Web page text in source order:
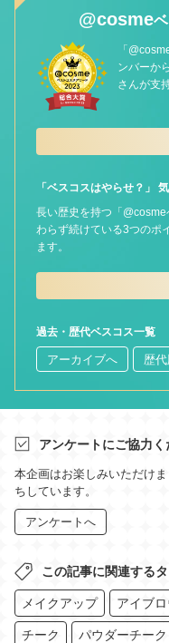
@cosme
「
ンバーか
さんが支
「ベスコスはやらせ？」
長い歴史を持つ「
わらず続けている3つのポ
ます。
過去・歴代ベスコス一覧
アーカイブへ 歴
アンケートにご協力く
本企画はお楽しみいただけ
ちしています。
アンケートへ
この記事に関連する
メイクアップ アイブロ
チーク パウダーチーク